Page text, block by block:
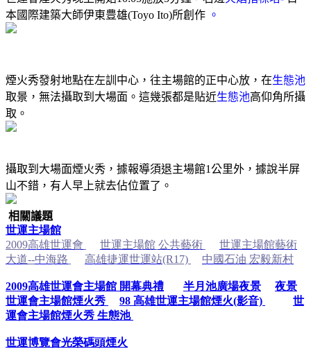
本國際建築大師伊東豊雄(Toyo Ito)所創作 。
煙火秀發射地點在左訓中心，往主場館的正中心放，在生態池
取景，無法攝取到大場面。這幾張都是貼近生態池高仰角所攝
取。
攝取到大場面煙火秀，據報導須退主場館1公里外， 據說半屏
山不錯，有人早上就去佔位置了。
相關議題
世運主場館
2009高雄世運會 世運主場館 公共藝術
世運主場館藝術
大道--中海路 高雄捷運世運站(R17) 中國石油 宏毅新村
2009高雄世運會主場館 開幕典禮 半月池廣場夜景
夜景
世運會主場館煙火秀
98 高雄世運主場館煙火(影音)
世
運會主場館煙火秀 生態池
世運博覽會光榮碼頭煙火